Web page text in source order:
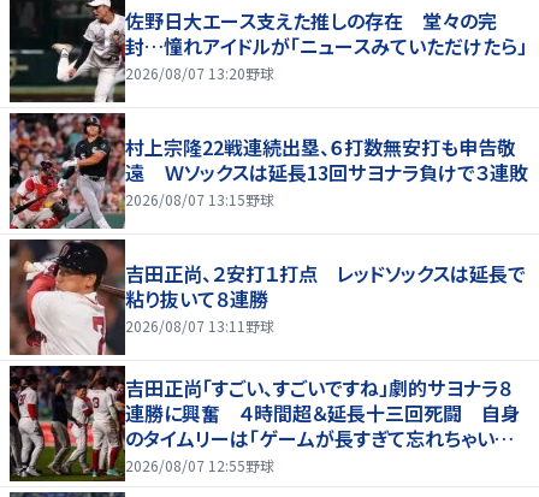
佐野日大エース支えた推しの存在 堂々の完
封…憧れアイドルが「ニュースみていただけたら」
2026/08/07 13:20野球
村上宗隆22戦連続出塁、６打数無安打も申告敬
遠 Ｗソックスは延長13回サヨナラ負けで３連敗
2026/08/07 13:15野球
吉田正尚、２安打１打点 レッドソックスは延長で
粘り抜いて８連勝
2026/08/07 13:11 野球
吉田正尚「すごい、すごいですね」劇的サヨナラ８
連勝に興奮 ４時間超＆延長十三回死闘 自身
のタイムリーは「ゲームが長すぎて忘れちゃいまし
た」
2026/08/07 12:55野球